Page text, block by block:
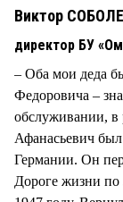
Виктор
директор БУ
– Оба мои деда
Федоровича –
обслуживании, в
Афанасьевич
Германии. Он
Дороге жизни по